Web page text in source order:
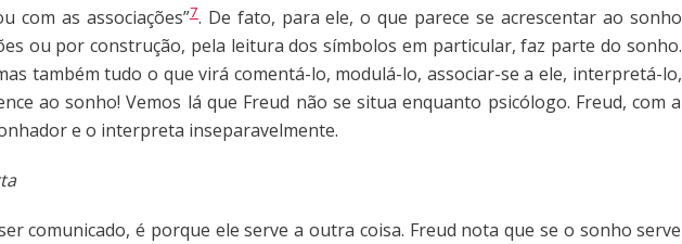
com as associações”7. De fato, para ele, o que parece se acrescentar ao sonho
ou por construção, pela leitura dos símbolos em particular, faz parte do sonho.
também tudo o que virá comentá-lo, modulá-lo, associar-se a ele, interpretá-lo,
ao sonho! Vemos lá que Freud não se situa enquanto psicólogo. Freud, com a
e o interpreta inseparavelmente.
comunicado, é porque ele serve a outra coisa. Freud nota que se o sonho serve